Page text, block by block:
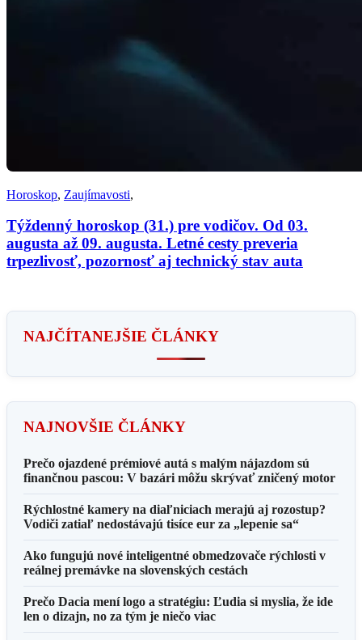
Horoskop, Zaujímavosti,
Týždenný horoskop (31.) pre vodičov. Od 03.
augusta až 09. augusta. Letné cesty preveria
trpezlivosť, pozornosť aj technický stav auta
NAJČÍTANEJŠIE ČLÁNKY
NAJNOVŠIE ČLÁNKY
Prečo ojazdené prémiové autá s malým nájazdom sú
finančnou pascou: V bazári môžu skrývať zničený motor
Rýchlostné kamery na diaľniciach merajú aj rozostup?
Vodiči zatiaľ nedostávajú tisíce eur za „lepenie sa“
Ako fungujú nové inteligentné obmedzovače rýchlosti v
reálnej premávke na slovenských cestách
Prečo Dacia mení logo a stratégiu: Ľudia si myslia, že ide
len o dizajn, no za tým je niečo viac